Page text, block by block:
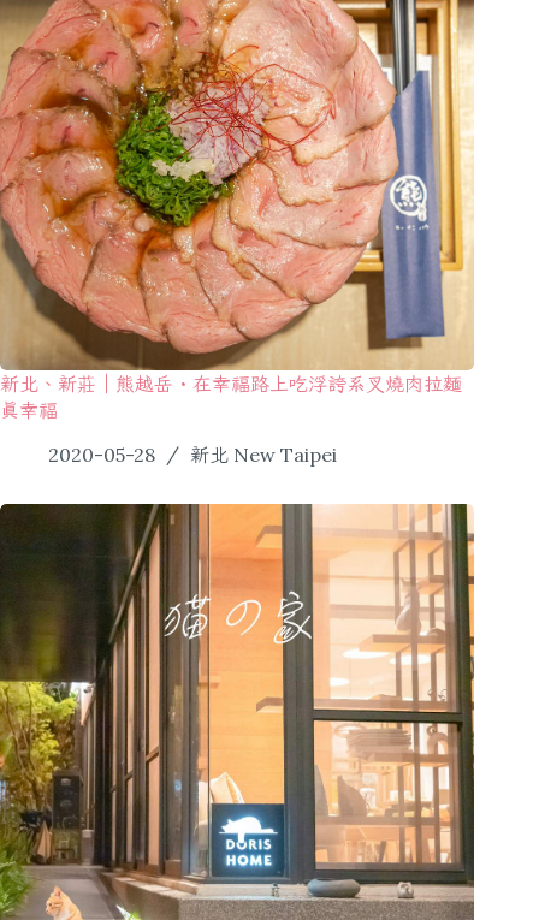
新北、新莊｜熊越岳・在幸福路上吃浮誇系叉燒肉拉麵
真幸福
2020-05-28
新北 New Taipei